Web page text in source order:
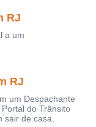
RJ
a um
RJ
um Despachante
do Trânsito
sair de casa.